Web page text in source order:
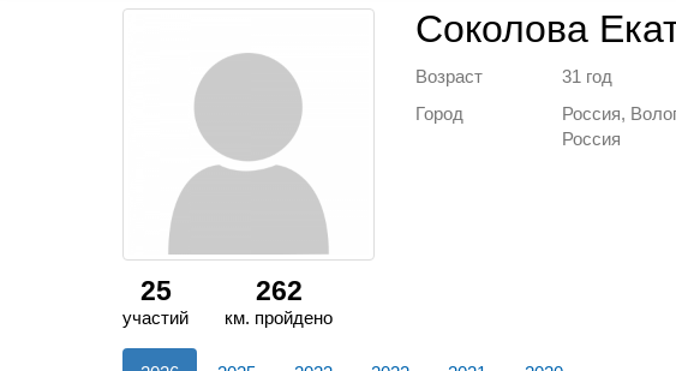
Соколова
Возраст
31 год
Город
Россия,
Россия
25
участий
262
км. пройдено